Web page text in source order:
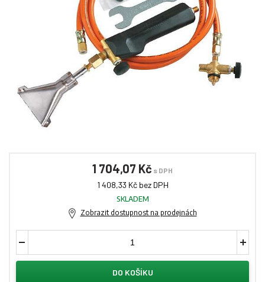
1 704,07 Kč s DPH
1 408,33 Kč bez DPH
SKLADEM
Zobrazit dostupnost na prodejnách
DO KOŠÍKU